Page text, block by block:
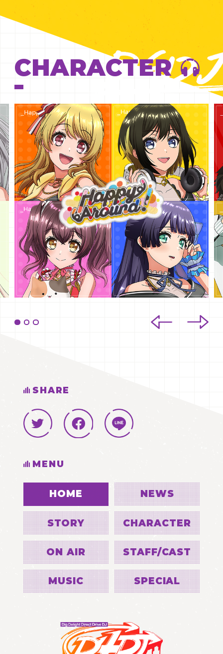
CHARACTER
SHARE
MENU
HOME NEWS
STORY CHARACTER
ON AIR STAFF/CAST
MUSIC SPECIAL